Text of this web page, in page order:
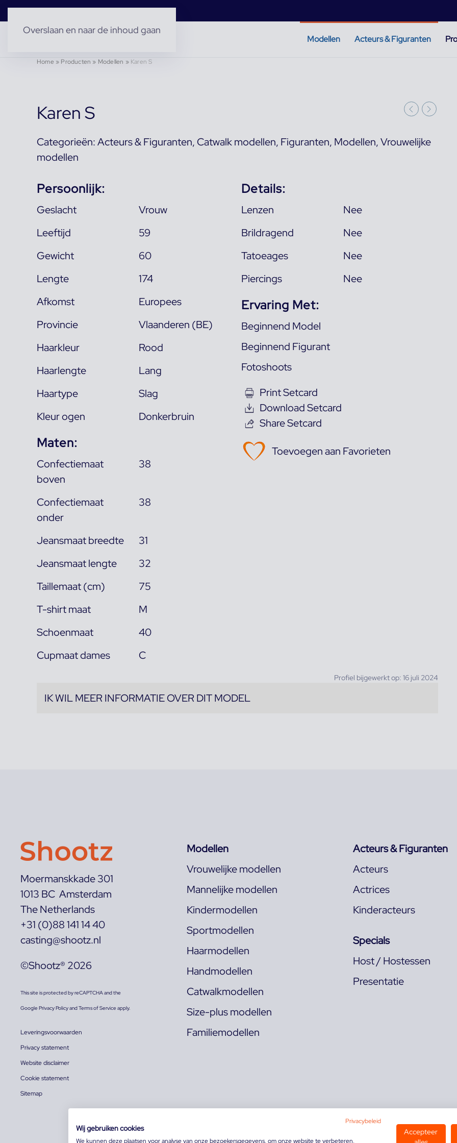
Overslaan en naar de inhoud gaan
Modellen Acteurs & Figuranten
Home» Producten » Modellen » Karen S
Karen S
Categorieën:Acteurs & Figuranten, Catwalk modellen, Figuranten, Modellen,Vrouwelijke
modellen
Persoonlijk:
Geslacht
Vrouw
Leeftijd
59
Gewicht
60
Lengte
174
Afkomst
Europees
Provincie
Vlaanderen (BE)
Haarkleur
Rood
Haarlengte
Lang
Haartype
Slag
Kleur ogen
Donkerbruin
Maten:
Confectiemaat
boven
38
Confectiemaat
onder
38
Jeansmaat breedte
31
Jeansmaat lengte
32
Taillemaat (cm)
75
T-shirt maat
M
Schoenmaat
40
Cupmaat dames
C
Details:
Lenzen
Nee
Brildragend
Nee
Tatoeages
Nee
Piercings
Nee
Ervaring Met:
Beginnend Model
Beginnend Figurant
Fotoshoots
Print Setcard
Download Setcard
Share Setcard
Toevoegen aan Favorieten
Profiel bijgewerkt op: 16 juli 2024
IK WIL MEER INFORMATIE OVER DIT MODEL
Moermanskkade 301
1013 BC Amsterdam
The Netherlands
+31 (0)88 141 14 40
casting@shootz.nl
©Shootz® 2026
This site is protected by reCAPTCHA and the
GooglePrivacy PolicyandTerms of Serviceapply.
Leveringsvoorwaarden
Privacy statement
Website disclaimer
Cookie statement
Sitemap
Modellen
Vrouwelijke modellen
Mannelijke modellen
Kindermodellen
Sportmodellen
Haarmodellen
Handmodellen
Catwalkmodellen
Size-plus modellen
Familiemodellen
Acteurs & Figuranten
Acteurs
Actrices
Kinderacteurs
Specials
Host / Hostessen
Presentatie
Privacybeleid
Wij gebruiken cookies
We kunnen deze plaatsen voor analyse van onze bezoekersgegevens, om onze website te verbeteren,
Accepteer